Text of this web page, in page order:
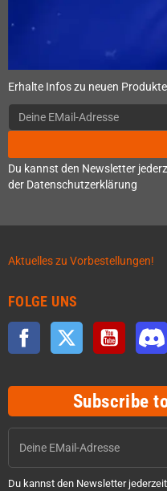
Erhalte Infos zu neuen
Du kannst den Newsletter
der Datenschutzerklärung
Aktuelles zu Vorbestellungen!
FOLGE UNS
Facebook Twitter YouTube
Subscribe
Du kannst den Newsletter